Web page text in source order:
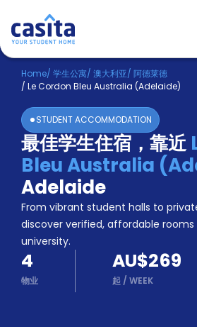
Home ZH AUD
登
入
Booking
Accommodation
About
us
Blog
Refer
And
Earn
Become
A
Partner
Help
Home/ 学生公寓/ 澳大利亚/ 阿德莱德
/ Le Cordon Bleu Australia (Adelaide)
STUDENT ACCOMMODATION
最佳学生住宿，靠近
Bleu Australia
Adelaide
From vibrant student halls to
discover verified, affordable rooms
university.
4
物业
AU$269
起 / WEEK